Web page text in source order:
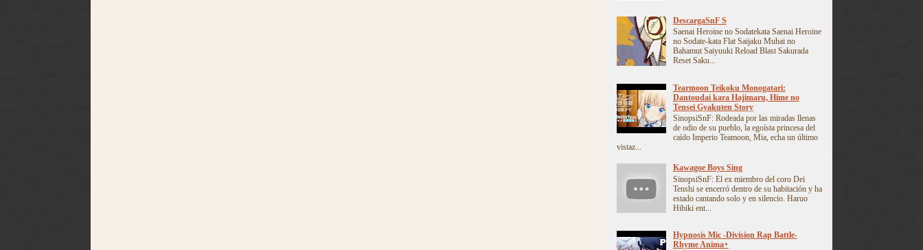
DescargaSnF S
Saenai Heroine no Sodatekata Saenai Heroine
no Sodate-kata Flat Saijaku Muhai no
Bahamut Saiyuuki Reload Blast Sakurada
Reset Saku...
Tearmoon Teikoku Monogatari:
Dantoudai kara Hajimaru, Hime no
Tensei Gyakuten Story
SinopsiSnF: Rodeada por las miradas llenas
de odio de su pueblo, la egoísta princesa del
caído Imperio Teamoon, Mia, echa un último
vistaz...
Kawagoe Boys Sing
SinopsiSnF: El ex miembro del coro Dei
Tenshi se encerró dentro de su habitación y ha
estado cantando solo y en silencio. Haruo
Hibiki ent...
Hypnosis Mic -Division Rap Battle-
Rhyme Anima+